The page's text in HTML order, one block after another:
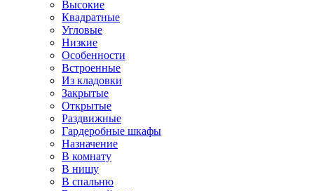
Высокие
Квадратные
Угловые
Низкие
Особенности
Встроенные
Из кладовки
Закрытые
Открытые
Раздвижные
Гардеробные шкафы
Назначение
В комнату
В нишу
В спальню